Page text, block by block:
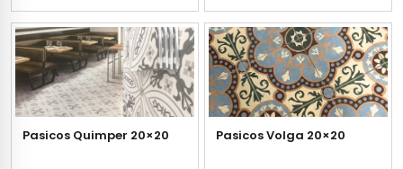
Pasicos Quimper 20×20 Pasicos Volga 20×20